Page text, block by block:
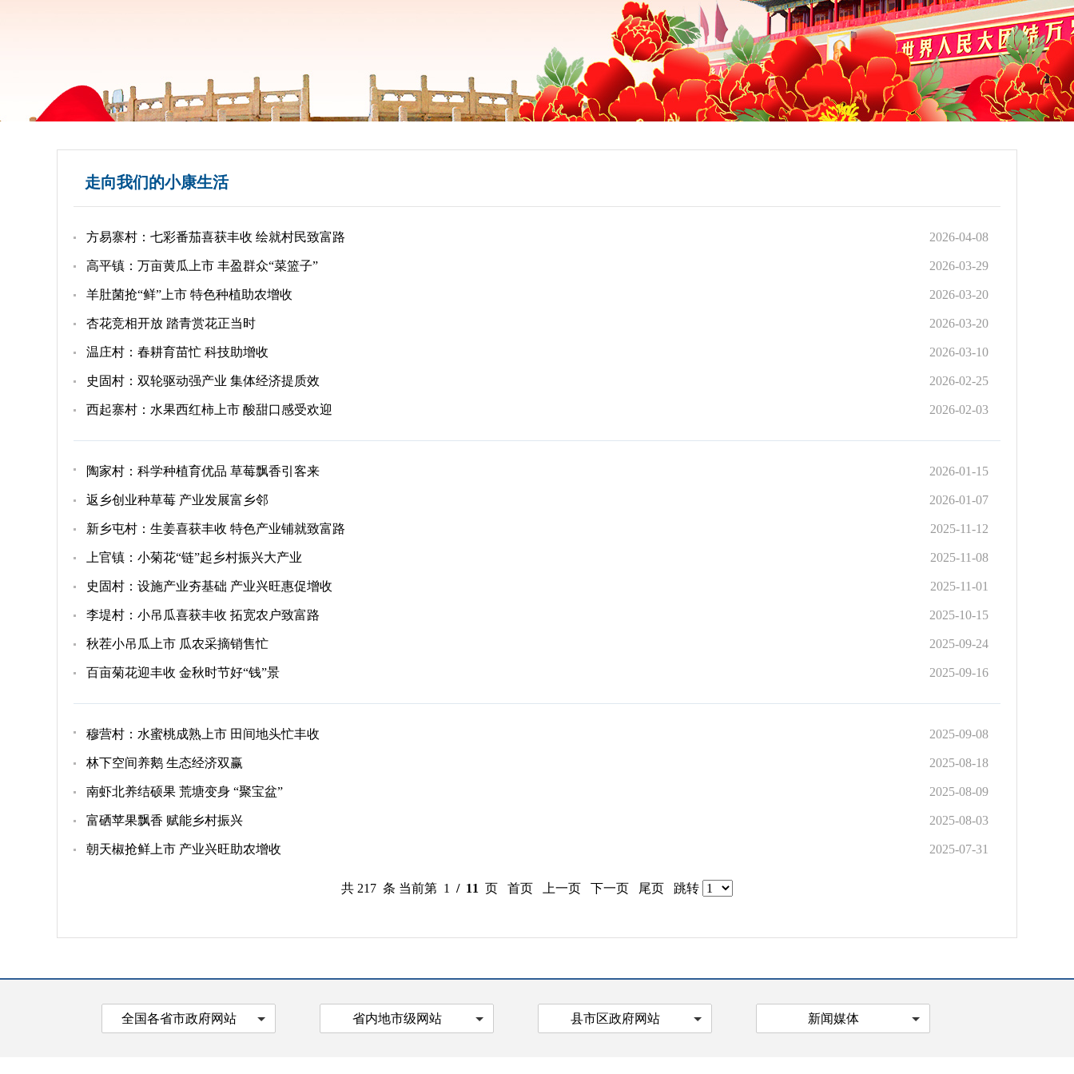
走向我们的小康生活
2026-04-08
方易寨村：七彩番茄喜获丰收 绘就村民致富路
2026-03-29
高平镇：万亩黄瓜上市 丰盈群众“菜篮子”
2026-03-20
羊肚菌抢“鲜”上市 特色种植助农增收
2026-03-20
杏花竞相开放 踏青赏花正当时
2026-03-10
温庄村：春耕育苗忙 科技助增收
2026-02-25
史固村：双轮驱动强产业 集体经济提质效
2026-02-03
西起寨村：水果西红柿上市 酸甜口感受欢迎
2026-01-15
陶家村：科学种植育优品 草莓飘香引客来
2026-01-07
返乡创业种草莓 产业发展富乡邻
2025-11-12
新乡屯村：生姜喜获丰收 特色产业铺就致富路
2025-11-08
上官镇：小菊花“链”起乡村振兴大产业
2025-11-01
史固村：设施产业夯基础 产业兴旺惠促增收
2025-10-15
李堤村：小吊瓜喜获丰收 拓宽农户致富路
2025-09-24
秋茬小吊瓜上市 瓜农采摘销售忙
2025-09-16
百亩菊花迎丰收 金秋时节好“钱”景
2025-09-08
穆营村：水蜜桃成熟上市 田间地头忙丰收
2025-08-18
林下空间养鹅 生态经济双赢
2025-08-09
南虾北养结硕果 荒塘变身 “聚宝盆”
2025-08-03
富硒苹果飘香 赋能乡村振兴
2025-07-31
朝天椒抢鲜上市 产业兴旺助农增收
共 217 条 当前第 1 / 11 页 首页 上一页 下一页 尾页 跳转
全国各省市政府网站 省内地市级网站 县市区政府网站 新闻媒体